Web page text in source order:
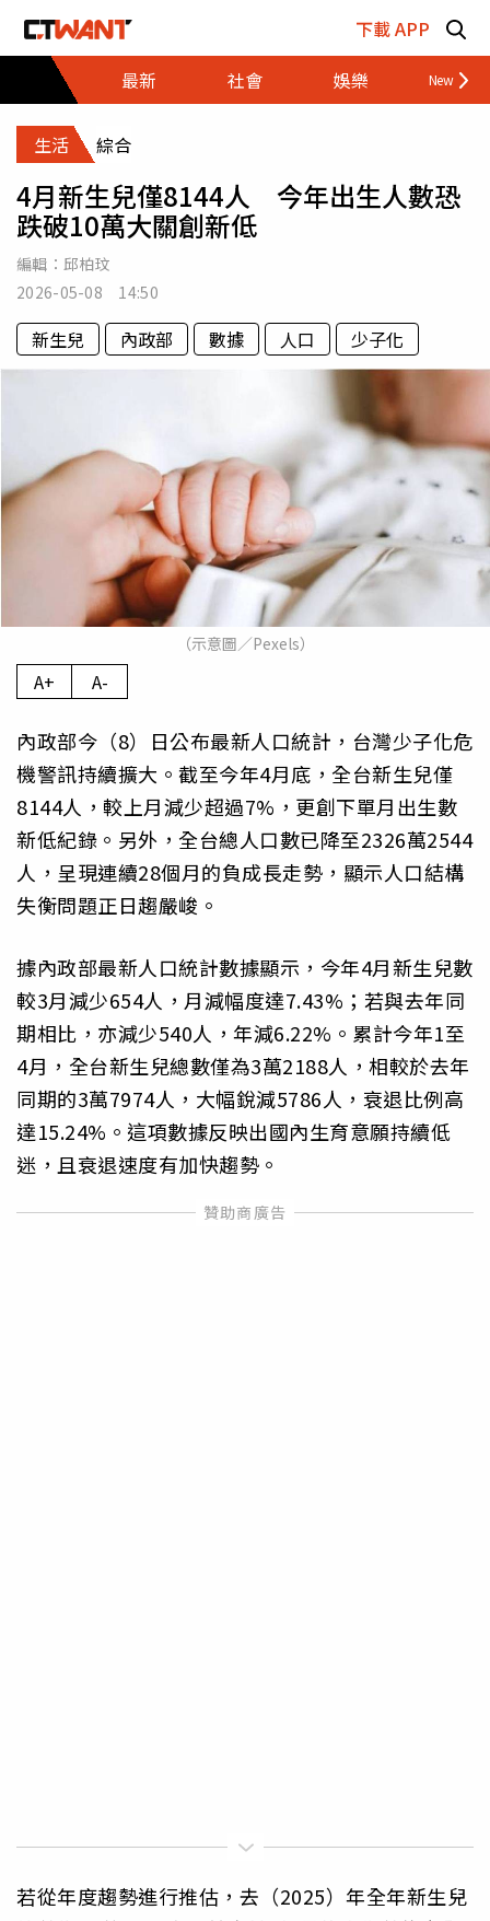
下載 APP
最新
社會 娛樂 財經
生活 綜合
4月新生兒僅8144人 今年出生人數恐
跌破10萬大關創新低
編輯： 邱柏玟
2026-05-08 14:50
新生兒 內政部 數據 人口 少子化
（示意圖／Pexels）
A+ A-
內政部今（8）日公布最新人口統計，台灣少子化危
機警訊持續擴大。截至今年4月底，全台新生兒僅
8144人，較上月減少超過7%，更創下單月出生數
新低紀錄。另外，全台總人口數已降至2326萬2544
人，呈現連續28個月的負成長走勢，顯示人口結構
失衡問題正日趨嚴峻。
據內政部最新人口統計數據顯示，今年4月新生兒數
較3月減少654人，月減幅度達7.43%；若與去年同
期相比，亦減少540人，年減6.22%。累計今年1至
4月，全台新生兒總數僅為3萬2188人，相較於去年
同期的3萬7974人，大幅銳減5786人，衰退比例高
達15.24%。這項數據反映出國內生育意願持續低
迷，且衰退速度有加快趨勢。
若從年度趨勢進行推估，去（2025）年全年新生兒